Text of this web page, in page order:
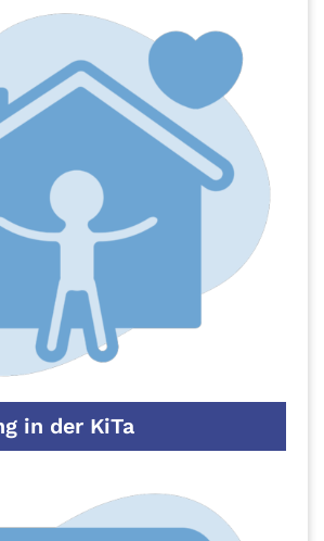
in der KiTa